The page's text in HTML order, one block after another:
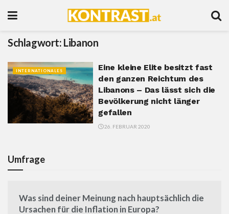
Schlagwort: Libanon
INTERNATIONALES
Eine kleine Elite besitzt fast
den ganzen Reichtum des
Libanons – Das lässt sich die
Bevölkerung nicht länger
gefallen
26. FEBRUAR 2020
Umfrage
Was sind deiner Meinung nach hauptsächlich die
Ursachen für die Inflation in Europa?